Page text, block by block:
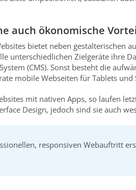
auch ökonomische
bietet neben gestalterischen
unterschiedlichen Zielgeräte ihre
(CMS). Sonst besteht die
mobile Webseiten für Tablets
mit nativen Apps, so laufen
Design, jedoch sind sie auch
responsiven Webauftritt